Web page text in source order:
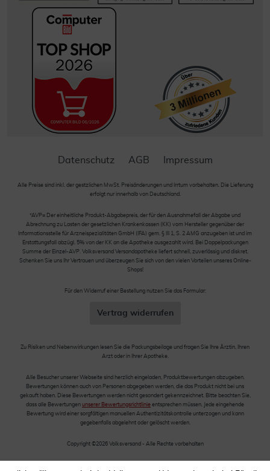
Datenschutz AGB Impressum
Alle Preise sind inkl. der gestzlichen MwSt. Preisänderungen und Irrtum vorbehalten. Die Lieferung
erfolgt nur innerhalb von Deutschland.
*AVP= Der einheitliche Produkt-Abgabepreis, der für den Ausnahmefall der Abgabe und
Abrechnung zu Lasten der gesetzlichen Krankenkassen (KK) vom Hersteller gegenüber der
Informationsstelle für Arzneispezialitäten GmbH (IFA) gem. § III 1, S. 2 AMG anzugeben ist und im
Erstattungsfall abzügl. 5% von der KK an die Apotheke ausgezahlt wird. Bei Doppelpackungen
Summe der Einzel-AVP. Volksversand Versandapotheke liefert schnell, zuverlässig und diskret.
Schenken Sie uns Ihr Vertrauen und überzeugen Sie sich von den vielen Vorteilen unseres Online-
Shops!
Für den Widerruf einer Bestellung nutzen Sie das Formular:
Vertrag widerrufen
Zu Risiken und Nebenwirkungen lesen Sie die Packungsbeilage und fragen Sie Ihre Ärztin, Ihren
Arzt oder in Ihrer Apotheke.
Alle Besucher unserer Webseite sind herzlich eingeladen, Produktbewertungen abzugeben.
Bewertungen können auch von Personen abgegeben werden, die das Produkt nicht bei uns
gekauft haben. Diese Bewertungen werden nicht gesondert gekennzeichnet. Bitte beachten Sie,
dass alle Bewertungen unserer Bewertungsrichtlinie entsprechen müssen. Jede eingehende
Bewertung wird einer sorgfältigen manuellen Authentizitätskontrolle unterzogen und kann
gegebenfalls abgelehnt oder gelöscht werden.
Copyright ©2026 Volksversand - Alle Rechte vorbehalten